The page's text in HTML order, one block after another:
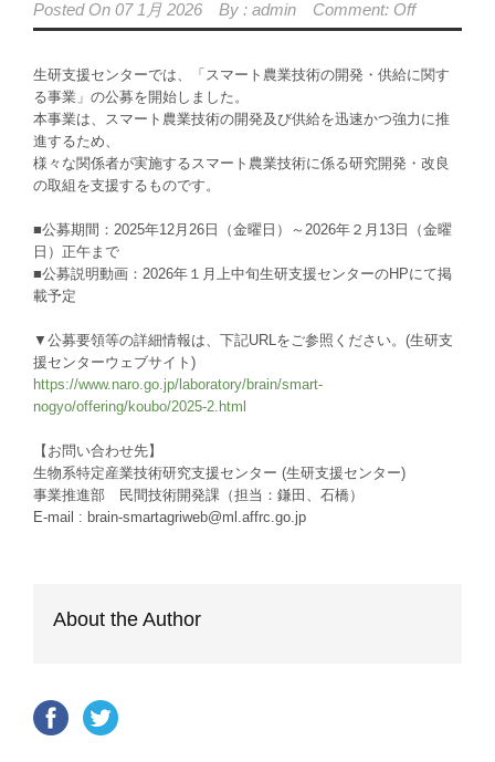
Posted On 07 1月 2026 By : admin Comment: Off
生研支援センターでは、「スマート農業技術の開発・供給に関す
る事業」の公募を開始しました。
本事業は、スマート農業技術の開発及び供給を迅速かつ強力に推
進するため、
様々な関係者が実施するスマート農業技術に係る研究開発・改良
の取組を支援するものです。
■公募期間：2025年12月26日（金曜日）～2026年２月13日（金曜
日）正午まで
■公募説明動画：2026年１月上中旬生研支援センターのHPにて掲
載予定
▼公募要領等の詳細情報は、下記URLをご参照ください。(生研支
援センターウェブサイト)
https://www.naro.go.jp/laboratory/brain/smart-
nogyo/offering/koubo/2025-2.html
【お問い合わせ先】
生物系特定産業技術研究支援センター (生研支援センター)
事業推進部 民間技術開発課（担当：鎌田、石橋）
E-mail : brain-smartagriweb@ml.affrc.go.jp
About the Author